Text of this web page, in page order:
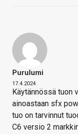
Purulumi
17.4.2024
Käytännössä tuon
ainoastaan sfx
tuo on tarvinnut
C6 versio 2